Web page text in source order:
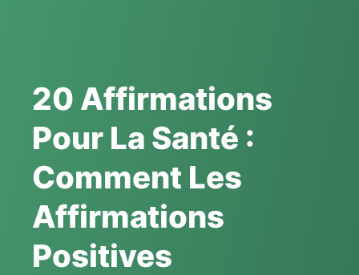
20 Affirmations
Pour La Santé :
Comment Les
Affirmations
Positives